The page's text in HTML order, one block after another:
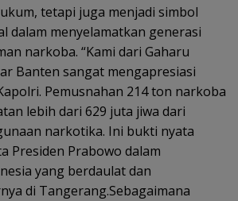
tetapi juga menjadi simbol
dalam menyelamatkan generasi
narkoba. “Kami dari Gaharu
Banten sangat mengapresiasi
Pemusnahan 214 ton narkoba
lebih dari 629 juta jiwa dari
narkotika. Ini bukti nyata
Presiden Prabowo dalam
yang berdaulat dan
di Tangerang.Sebagaimana